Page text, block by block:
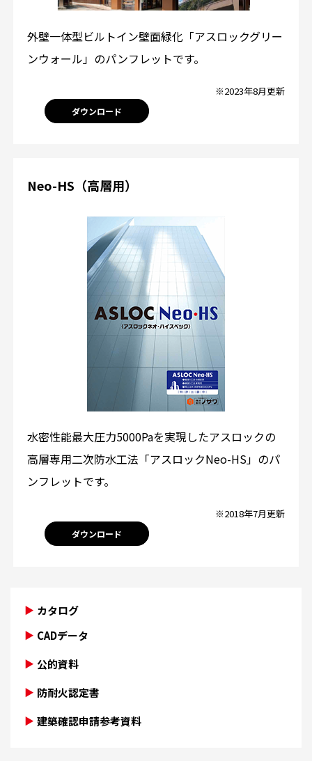
外壁一体型ビルトイン壁面緑化「アスロックグリー
ンウォール」のパンフレットです。
※2023年8月更新
ダウンロード
Neo-HS（高層用）
水密性能最大圧力5000Paを実現したアスロックの
高層専用二次防水工法「アスロックNeo-HS」のパ
ンフレットです。
※2018年7月更新
ダウンロード
カタログ
CADデータ
公的資料
防耐火認定書
建築確認申請参考資料